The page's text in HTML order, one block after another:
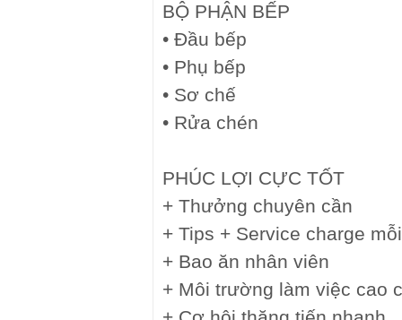
BỘ PHẬN BẾP
• Đầu bếp
• Phụ bếp
• Sơ chế
• Rửa chén
PHÚC LỢI CỰC TỐT
+ Thưởng chuyên cần
+ Tips + Service charge
+ Bao ăn nhân viên
+ Môi trường làm việc cao